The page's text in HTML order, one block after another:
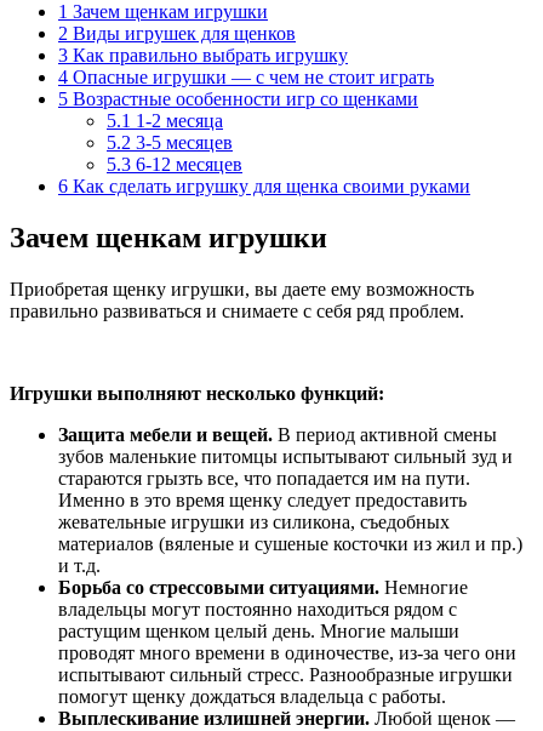
1 Зачем щенкам игрушки
2 Виды игрушек для щенков
3 Как правильно выбрать игрушку
4 Опасные игрушки — с чем не стоит играть
5 Возрастные особенности игр со щенками
5.1 1-2 месяца
5.2 3-5 месяцев
5.3 6-12 месяцев
6 Как сделать игрушку для щенка своими руками
Зачем щенкам игрушки
Приобретая щенку игрушки, вы даете ему возможность
правильно развиваться и снимаете с себя ряд проблем.
Игрушки выполняют несколько функций:
Защита мебели и вещей. В период активной смены
зубов маленькие питомцы испытывают сильный зуд и
стараются грызть все, что попадается им на пути.
Именно в это время щенку следует предоставить
жевательные игрушки из силикона, съедобных
материалов (вяленые и сушеные косточки из жил и пр.)
и т.д.
Борьба со стрессовыми ситуациями. Немногие
владельцы могут постоянно находиться рядом с
растущим щенком целый день. Многие малыши
проводят много времени в одиночестве, из-за чего они
испытывают сильный стресс. Разнообразные игрушки
помогут щенку дождаться владельца с работы.
Выплескивание излишней энергии. Любой щенок —